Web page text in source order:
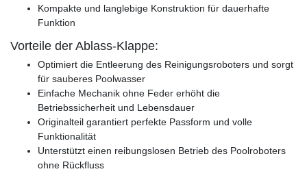
Kompakte und langlebige Konstruktion für dauerhafte
Funktion
Vorteile der Ablass-Klappe:
Optimiert die Entleerung des Reinigungsroboters und sorgt
für sauberes Poolwasser
Einfache Mechanik ohne Feder erhöht die
Betriebssicherheit und Lebensdauer
Originalteil garantiert perfekte Passform und volle
Funktionalität
Unterstützt einen reibungslosen Betrieb des Poolroboters
ohne Rückfluss